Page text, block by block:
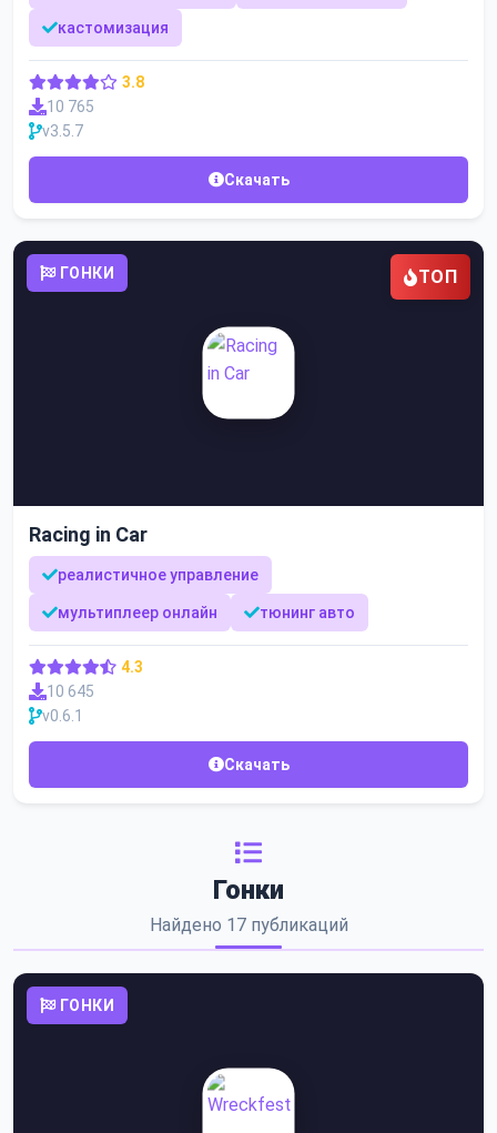
кастомизация
3.8
10 765
v3.5.7
Скачать
ГОНКИ ТОП
Racing in Car
реалистичное управление
мультиплеер онлайн тюнинг авто
4.3
10 645
v0.6.1
Скачать
Гонки
Найдено 17 публикаций
ГОНКИ